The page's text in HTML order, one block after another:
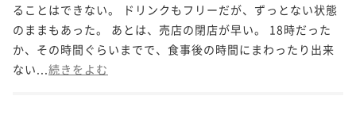
ることはできない。 ドリンクもフリーだが、ずっとない状態
のままもあった。 あとは、売店の閉店が早い。 18時だった
か、その時間ぐらいまでで、食事後の時間にまわったり出来
ない... 続きをよむ